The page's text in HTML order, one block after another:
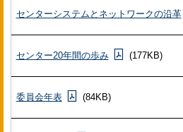
センターシステムとネットワークの沿革
センター20年間の歩み (177KB)
委員会年表 (84KB)